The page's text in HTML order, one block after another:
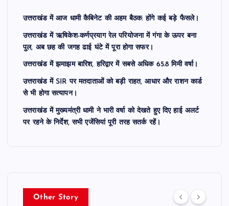
उत्तराखंड में आज धामी कैबिनेट की अहम बैठक: होंगे कई बड़े फैसले।
उत्तराखंड में ऋषिकेश-कर्णप्रयाग रेल परियोजना में गंगा के ऊपर बना
पुल, अब छह की जगह ढाई घंटे में पूरा होगा सफर।
उत्तराखंड में झमाझम बारिश, हरिद्वार में सबसे अधिक 65.8 मिमी वर्षा।
उत्तराखंड में SIR पर मतदाताओं को बड़ी राहत, आधार और राशन कार्ड
से भी होगा सत्यापन।
उत्तराखंड में मुख्यमंत्री धामी ने भारी वर्षा को देखते हुए दिए हाई अलर्ट
पर रहने के निर्देश, सभी एजेंसियां पूरी तरह सतर्क रहें।
Other Story